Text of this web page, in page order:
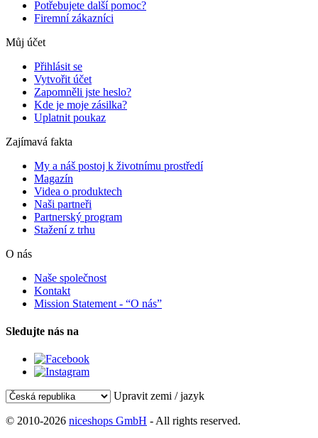
Potřebujete další pomoc?
Firemní zákazníci
Můj účet
Přihlásit se
Vytvořit účet
Zapomněli jste heslo?
Kde je moje zásilka?
Uplatnit poukaz
Zajímavá fakta
My a náš postoj k životnímu prostředí
Magazín
Videa o produktech
Naši partneři
Partnerský program
Stažení z trhu
O nás
Naše společnost
Kontakt
Mission Statement - “O nás”
Sledujte nás na
Upravit zemi / jazyk
© 2010-2026 niceshops GmbH - All rights reserved.